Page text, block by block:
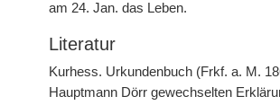
am 24. Jan. das Leben.
Literatur
Kurhess. Urkundenbuch (Frkf. a. M.
Hauptmann Dörr gewechselten